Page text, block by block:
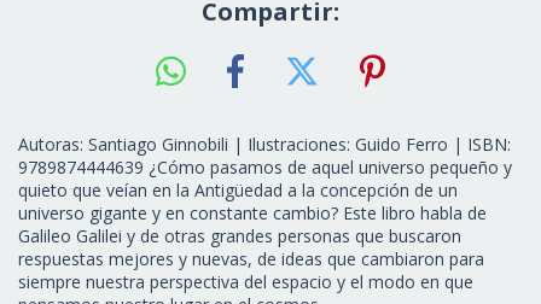
Compartir:
Autoras: Santiago Ginnobili | Ilustraciones: Guido Ferro | ISBN:
9789874444639 ¿Cómo pasamos de aquel universo pequeño y
quieto que veían en la Antigüedad a la concepción de un
universo gigante y en constante cambio? Este libro habla de
Galileo Galilei y de otras grandes personas que buscaron
respuestas mejores y nuevas, de ideas que cambiaron para
siempre nuestra perspectiva del espacio y el modo en que